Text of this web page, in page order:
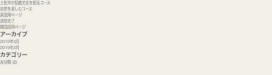
土佐市の伝統文化を知るコース
自然を楽しむコース
英語用ページ
送信完了
韓国語用ページ
アーカイブ
2019年3月
2019年2月
カテゴリー
未分類 (2)